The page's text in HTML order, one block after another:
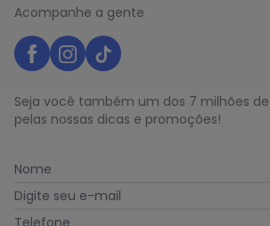
Acompanhe a gente
Seja você também um dos 7 milhões
pelas nossas dicas e promoções!
Nome
Digite seu e-mail